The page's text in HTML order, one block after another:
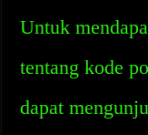
Untuk
tentang kode
dapat